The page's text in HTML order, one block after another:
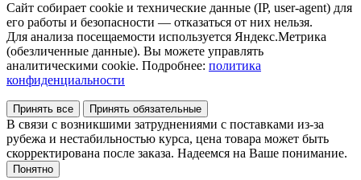
Сайт собирает cookie и технические данные (IP, user-agent) для
его работы и безопасности — отказаться от них нельзя.
Для анализа посещаемости используется Яндекс.Метрика
(обезличенные данные). Вы можете управлять
аналитическими cookie. Подробнее: политика
конфиденциальности
Принять все Принять обязательные
В связи с возникшими затруднениями с поставками из-за
рубежа и нестабильностью курса, цена товара может быть
скорректирована после заказа. Надеемся на Ваше понимание.
Понятно